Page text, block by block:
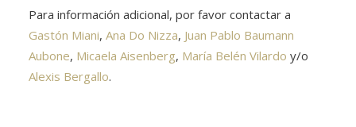
Para información adicional, por favor contactar a
Gastón Miani, Ana Do Nizza, Juan Pablo Baumann
Aubone, Micaela Aisenberg, María Belén Vilardo y/o
Alexis Bergallo.